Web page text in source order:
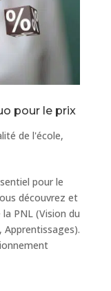
pour le prix
de l'école,
pour le
découvrez et
PNL (Vision du